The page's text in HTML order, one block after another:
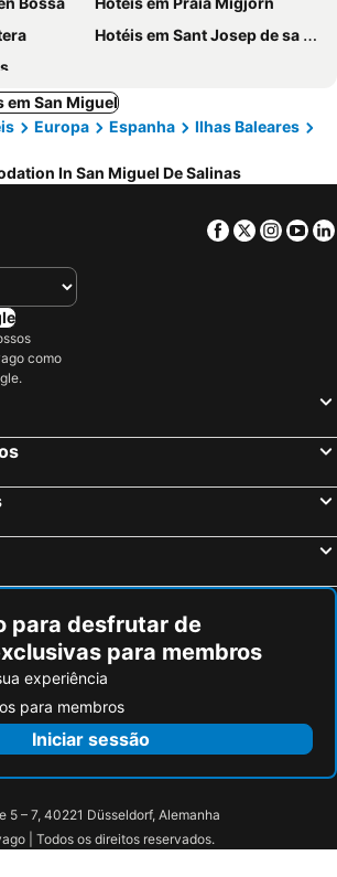
Hotéis em Sant Josep de sa Talaia
em San Miguel
Europa Espanha
Ilhas Baleares
In San Miguel De Salinas
Facebook
Twitter
como
para desfrutar de
para membros
experiência
para membros
Iniciar sessão
5 – 7, 40221 Düsseldorf, Alemanha
| Todos os direitos reservados.